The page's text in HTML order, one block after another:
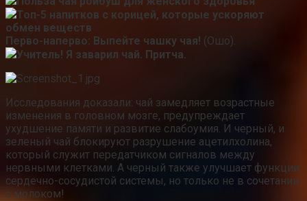
Топ-5 напитков с корицей, которые ускоряют
обмен веществ
Перво-наперво: Выпейте чашку чaя! (Ошо).
Учитель! Я заварил чай. Притча.
Исследования доказали: чай замедляет возрастные
изменения в головном мозге, предупреждает
ухудшение памяти и развитие слабоумия. И черный, и
зеленый чай блокируют разрушение ацетилхолина,
который служит передатчиком сигналов между
нервными клетками. А черный также улучшает функции
сердечно-сосудистой системы, но только не в сочетании
с молоком!